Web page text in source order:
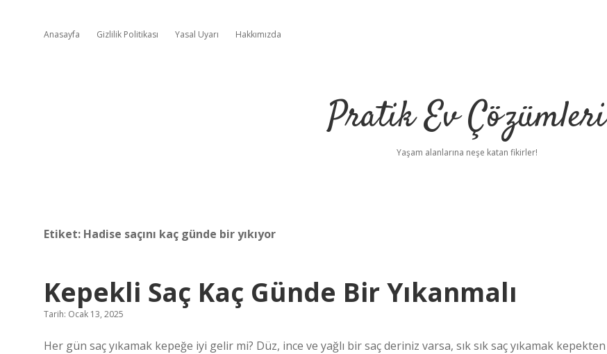
Anasayfa Gizlilik Politikası Yasal Uyarı Hakkımızda
Pratik Ev Çözümleri
Yaşam alanlarına neşe katan fikirler!
Etiket: Hadise saçını kaç günde bir yıkıyor
Kepekli Saç Kaç Günde Bir Yıkanmalı
Tarih: Ocak 13, 2025
Her gün saç yıkamak kepeğe iyi gelir mi? Düz, ince ve yağlı bir saç deriniz varsa, sık sık saç yıkamak kepekten